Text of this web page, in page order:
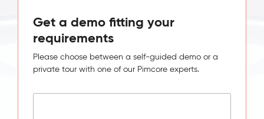
Get a demo fitting your
requirements
Please choose between a self-guided demo or a
private tour with one of our Pimcore experts.